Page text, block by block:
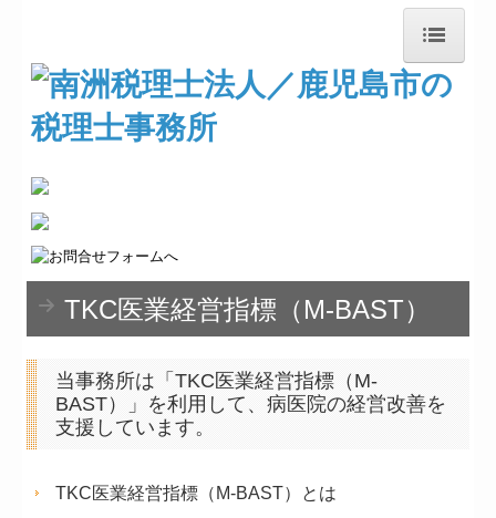
トップページ
業務案内
料金について
『東雲』通信
TKC医業経営指標（M-BAST）
当事務所は「TKC医業経営指標（M-
BAST）」を利用して、病医院の経営改善を
支援しています。
TKC医業経営指標（M-BAST）とは